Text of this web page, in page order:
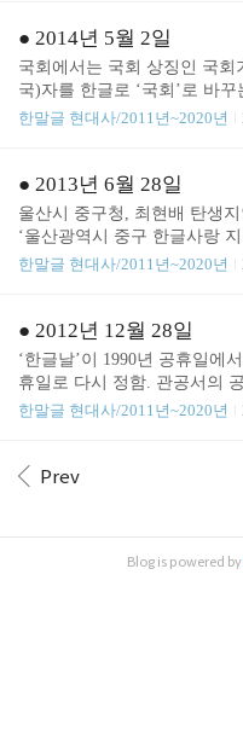
다. 그러다 1940년 7월, 경북
정음 반포 원본이 발견되어 그
정보센터} 자료: 자치법규/서
기: 2014/11/23 - [곳간] - 서울
- 2014.07.17.관련 기사보기:
=4082
● 2014년 5월 2일
국회에서는 국회 상징인 국회
국)자를 한글로 ‘국회’로 바꾸
및 국회배치 등에 관한 규칙.
a.daum.net/politics/others/
14909510
한말글 현대사/2011년~2020년
● 2013년 6월 28일
울산시 중구청, 최현배 탄생
‘울산광역시 중구 한글사랑
만들어 공문서∙전자문서∙간판
제655호(2013.06.28. 제정){울
민원행정/민원24 관련 내용보
- 울산광역시 중구 한글사랑
oller/
한말글 현대사/2011년~2020년
● 2012년 12월 28일
‘한글날’이 1990년 공휴일에
휴일로 다시 정함. 관공서의
통령령 제24273호
한말글 현대사/2011년~2020년
Prev
Blog is powered by